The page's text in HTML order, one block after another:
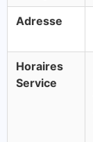
Adresse
Horaires
Service